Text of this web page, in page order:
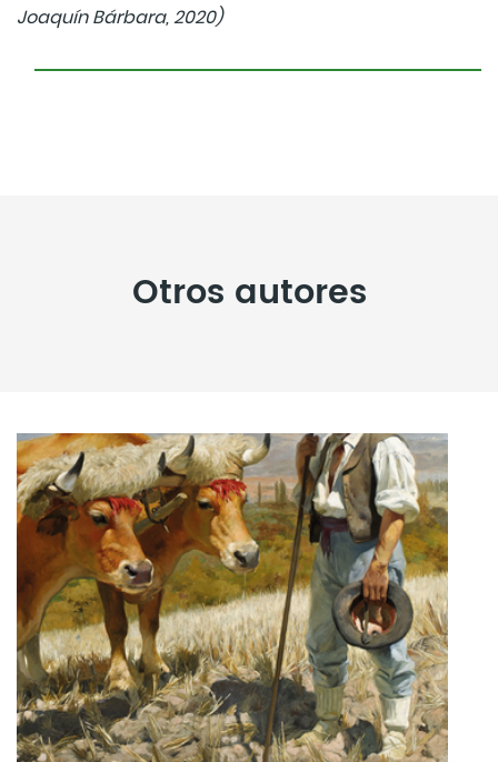
Joaquín Bárbara, 2020)
Otros autores